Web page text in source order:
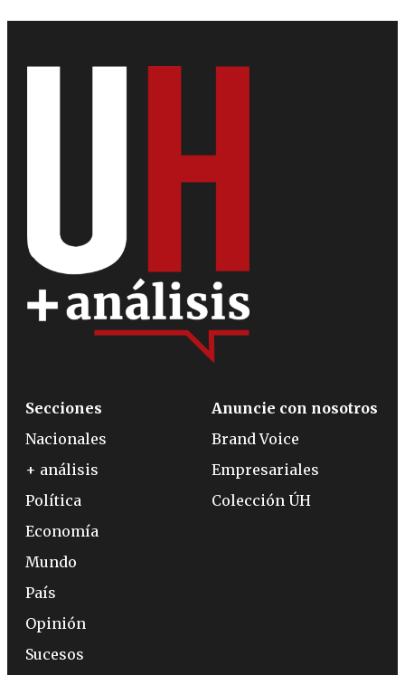
Secciones
Nacionales
+ análisis
Política
Economía
Mundo
País
Opinión
Sucesos
Anuncie con nosotros
Brand Voice
Empresariales
Colección ÚH